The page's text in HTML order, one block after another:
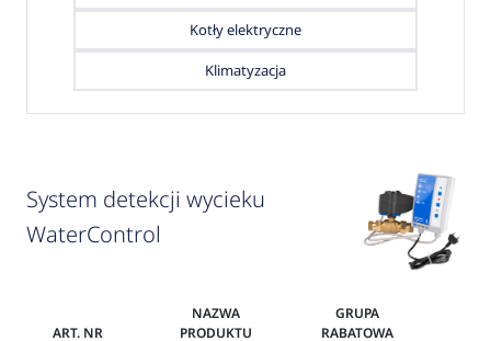
Kotły elektryczne
Klimatyzacja
System detekcji wycieku
WaterControl
ART. NR
NAZWA
PRODUKTU
GRUPA
RABATOWA